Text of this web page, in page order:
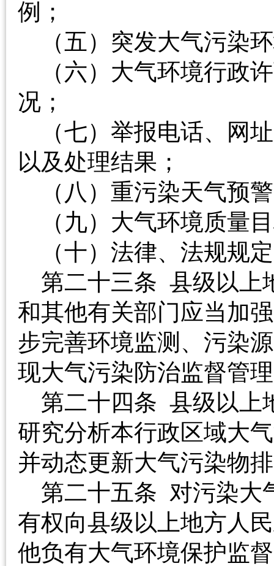
例；
（五）突发大气污
（六）大气环境行政
况；
（七）举报电话、网
以及处理结果；
（八）重污染天气
（九）大气环境质
（十）法律、法规
第二十三条 县级以上
和其他有关部门应当加
步完善环境监测、污染
现大气污染防治监督
第二十四条 县级以上
研究分析本行政区域大
并动态更新大气污染
第二十五条 对污染大
有权向县级以上地方人
他负有大气环境保护监